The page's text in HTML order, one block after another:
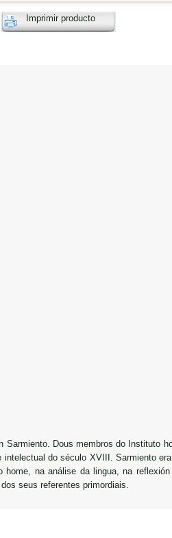
Imprimir producto
Sarmiento. Dous membros do Instituto
do século XVIII. Sarmiento
home, na análise da lingua, na
seus referentes primordiais.